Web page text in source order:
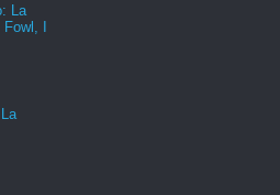
La
Fowl, I